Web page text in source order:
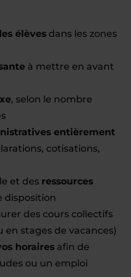
élèves dans les zones
à mettre en avant
, selon le nombre
entièrement
cotisations,
et des ressources
disposition
des cours collectifs
en stages de vacances)
horaires afin de
ou un emploi